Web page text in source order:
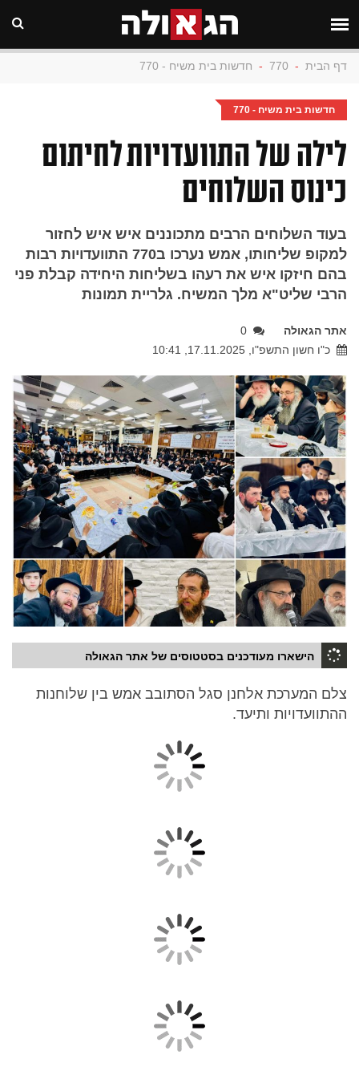
דף הבית -
770
- חדשות בית משיח - 770
חדשות בית משיח - 770
לילה של התוועדויות לחיתום
כינוס השלוחים
בעוד השלוחים הרבים מתכוננים איש איש לחזור
למקופ שליחותו, אמש נערכו ב770 התוועדויות רבות
בהם חיזקו איש את רעהו בשליחות היחידה קבלת פני
הרבי שליט"א מלך המשיח. גלריית תמונות
אתר הגאולה
0
כ"ו חשון התשפ"ו, 17.11.2025, 10:41
הישארו מעודכנים בסטטוסים של אתר הגאולה
צלם המערכת אלחנן סגל הסתובב אמש בין שלוחנות
ההתוועדויות ותיעד.